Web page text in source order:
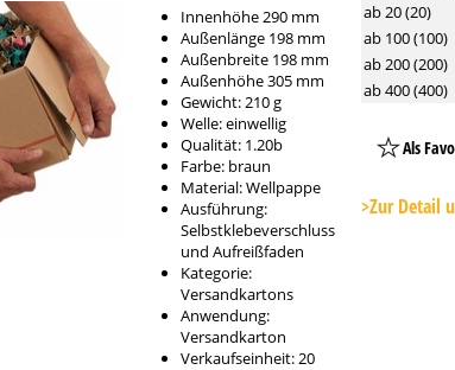
Innenhöhe 290 mm
Außenlänge 198 mm
Außenbreite 198 mm
Außenhöhe 305 mm
Gewicht: 210 g
Welle: einwellig
Qualität: 1.20b
Farbe: braun
Material: Wellpappe
Ausführung:
Selbstklebeverschluss
und Aufreißfaden
Kategorie:
Versandkartons
Anwendung:
Versandkarton
Verkaufseinheit: 20
ab 20 (20)
ab 100 (100)
ab 200 (200)
ab 400 (400)
Als
>Zur Detail